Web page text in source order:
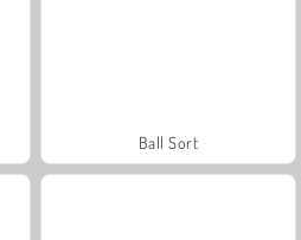
Ball Sort